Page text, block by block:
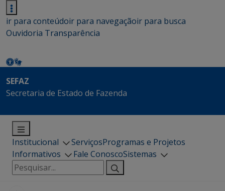
ir para conteúdoir para navegaçãoir para busca
Ouvidoria Transparência
SEFAZ
Secretaria de Estado de Fazenda
Institucional ServiçosProgramas e Projetos
Informativos
Fale ConoscoSistemas
Pesquisar
por: